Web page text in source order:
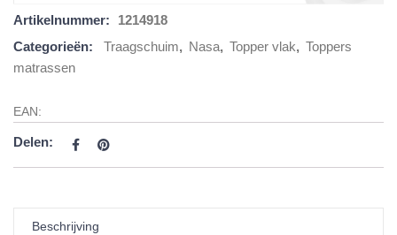
Artikelnummer:
1214918
Categorieën:
Traagschuim, Nasa, Topper vlak, Toppers
matrassen
EAN:
Delen:
Beschrijving